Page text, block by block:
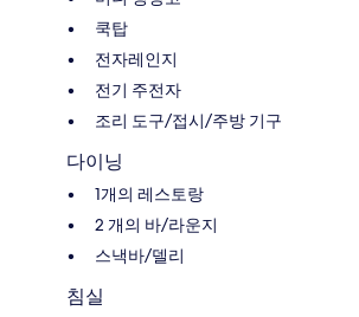
쿡탑
전자레인지
전기 주전자
조리 도구/접시/주방 기구
다이닝
1개의 레스토랑
2 개의 바/라운지
스낵바/델리
침실